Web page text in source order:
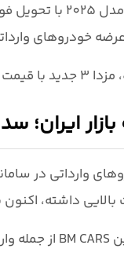
با تحویل
خودروهای
با
قیمت نهایی ۳
وارداتی در
بالایی داشته،
BM CARS